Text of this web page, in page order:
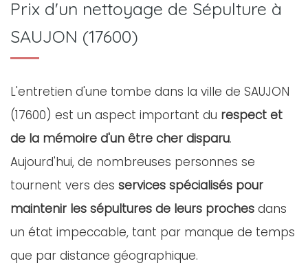
Prix d'un nettoyage de Sépulture à
SAUJON (17600)
L'entretien d'une tombe dans la ville de SAUJON
(17600) est un aspect important du respect et
de la mémoire d'un être cher disparu.
Aujourd'hui, de nombreuses personnes se
tournent vers des services spécialisés pour
maintenir les sépultures de leurs proches dans
un état impeccable, tant par manque de temps
que par distance géographique.